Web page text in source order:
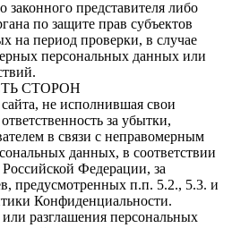
законного представителя либо
по защите прав субъектов
на период проверки, в случае
персональных данных или
СТОРОН
не исполнившая свои
за убытки,
в связи с неправомерным
данных, в соответствии
Российской Федерации, за
предусмотренных п.п. 5.2., 5.3. и
Конфиденциальности.
разглашения персональных